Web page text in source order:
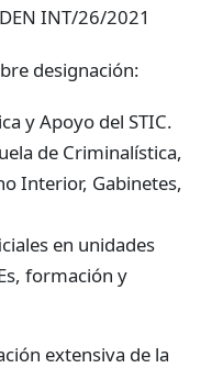
INT/26/2021
designación:
y Apoyo del STIC.
de Criminalística,
Interior, Gabinetes,
en unidades
formación y
extensiva de la